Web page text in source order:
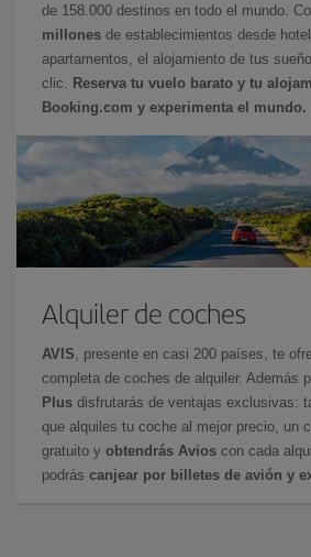
de 158.000 destinos en todo el mundo.
millones de establecimientos desde
apartamentos, el alojamiento de tus
clic.
Reserva tu vuelo barato y tu
Booking.com y experimenta el mundo.
Alquiler de coches
AVIS , presente en casi 200 países, te
completa de coches de alquiler. Además
Plus disfrutarás de ventajas exclusivas:
que alquiles tu coche al mejor precio, un
gratuito y obtendrás Avios con cada
podrás canjear por billetes de avión y